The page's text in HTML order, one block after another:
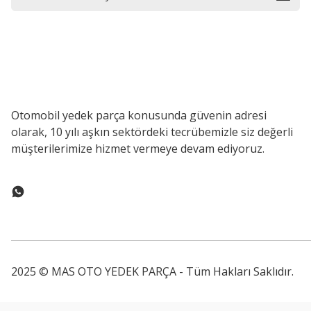
Otomobil yedek parça konusunda güvenin adresi
olarak, 10 yılı aşkın sektördeki tecrübemizle siz değerli
müşterilerimize hizmet vermeye devam ediyoruz.
2025 © MAS OTO YEDEK PARÇA - Tüm Hakları Saklıdır.